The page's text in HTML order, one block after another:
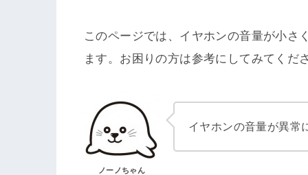
このページでは、イヤホンの音量が小さ
ます。お困りの方は参考にしてみてくだ
ノーノちゃん
イヤホンの音量が異常